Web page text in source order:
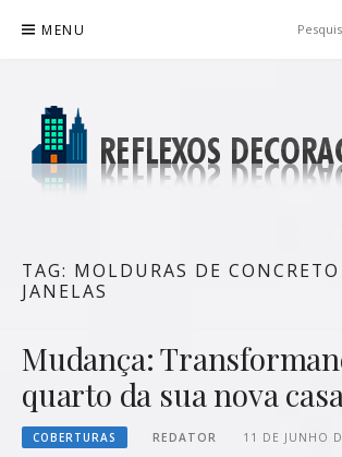
para
MENU
TAG: MOLDURAS DE
JANELAS
Mudança:
quarto da sua nova
COBERTURAS REDATOR 11 DE JUNHO